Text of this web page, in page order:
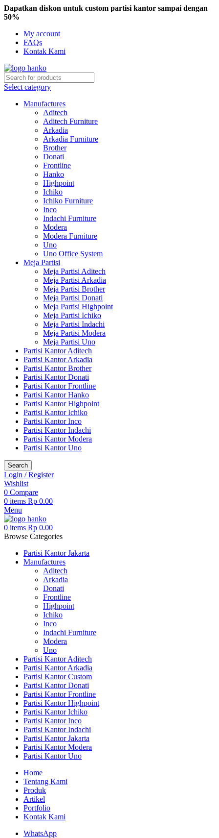
Dapatkan diskon untuk custom partisi kantor sampai dengan
50%
My account
FAQs
Kontak Kami
Select category
Manufactures
Aditech
Aditech Furniture
Arkadia
Arkadia Furniture
Brother
Donati
Frontline
Hanko
Highpoint
Ichiko
Ichiko Furniture
Inco
Indachi Furniture
Modera
Modera Furniture
Uno
Uno Office System
Meja Partisi
Meja Partisi Aditech
Meja Partisi Arkadia
Meja Partisi Brother
Meja Partisi Donati
Meja Partisi Highpoint
Meja Partisi Ichiko
Meja Partisi Indachi
Meja Partisi Modera
Meja Partisi Uno
Partisi Kantor Aditech
Partisi Kantor Arkadia
Partisi Kantor Brother
Partisi Kantor Donati
Partisi Kantor Frontline
Partisi Kantor Hanko
Partisi Kantor Highpoint
Partisi Kantor Ichiko
Partisi Kantor Inco
Partisi Kantor Indachi
Partisi Kantor Modera
Partisi Kantor Uno
Search
Login / Register
Wishlist
0 Compare
0 items Rp 0.00
Menu
0 items Rp 0.00
Browse Categories
Partisi Kantor Jakarta
Manufactures
Aditech
Arkadia
Donati
Frontline
Highpoint
Ichiko
Inco
Indachi Furniture
Modera
Uno
Partisi Kantor Aditech
Partisi Kantor Arkadia
Partisi Kantor Custom
Partisi Kantor Donati
Partisi Kantor Frontline
Partisi Kantor Highpoint
Partisi Kantor Ichiko
Partisi Kantor Inco
Partisi Kantor Indachi
Partisi Kantor Jakarta
Partisi Kantor Modera
Partisi Kantor Uno
Home
Tentang Kami
Produk
Artikel
Portfolio
Kontak Kami
WhatsApp